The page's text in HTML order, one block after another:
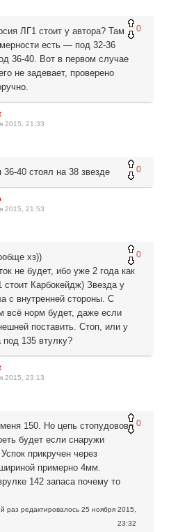
0
ЛГ1 стоит у автора? Там
есть — под 32-36
36-40. Вот в первом случае
не задевает, проверено
2015, 21:33
0
36-40 стоял на 38 звезде
2015, 21:53
0
хз))
не будет, ибо уже 2 года как
стоит Карбокейдж) Звезда у
с внутренней стороны. С
всё норм будет, даже если
поставить. Стоп, или у
под 135 втулку?
2015, 23:13
0
150. Но цепь стопудовово
будет если снаружи
прикручен через
примерно 4мм.
142 запаса почему то
раз редактировалось 25 ноября 2015,
23:32